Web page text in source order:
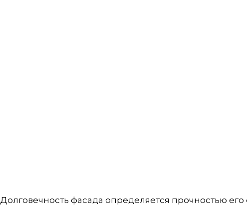
Долговечность фасада определяется прочностью